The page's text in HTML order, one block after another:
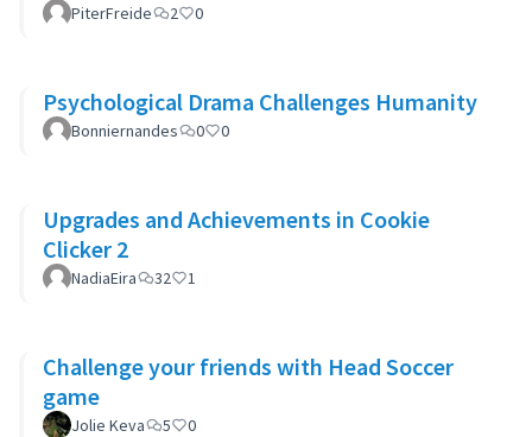
PiterFreide 2 0
Psychological Drama Challenges Humanity
Bonniernandes 0 0
Upgrades and Achievements in Cookie
Clicker 2
NadiaEira 32 1
Challenge your friends with Head Soccer
game
Jolie Keva 5 0